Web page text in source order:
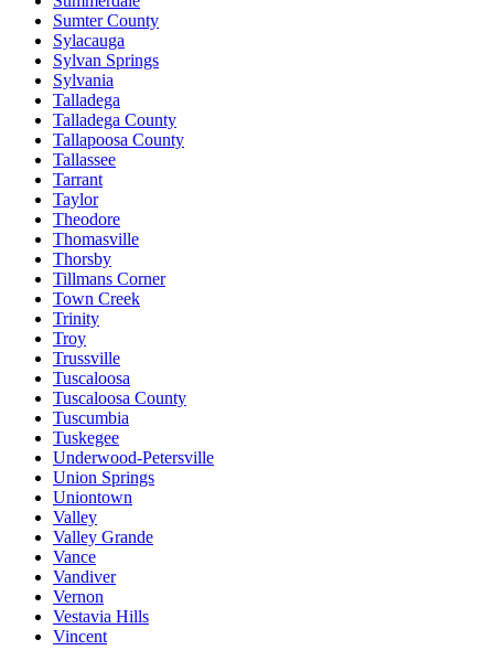
Sumter County
Sylacauga
Sylvan Springs
Sylvania
Talladega
Talladega County
Tallapoosa County
Tallassee
Tarrant
Taylor
Theodore
Thomasville
Thorsby
Tillmans Corner
Town Creek
Trinity
Troy
Trussville
Tuscaloosa
Tuscaloosa County
Tuscumbia
Tuskegee
Underwood-Petersville
Union Springs
Uniontown
Valley
Valley Grande
Vance
Vandiver
Vernon
Vestavia Hills
Vincent